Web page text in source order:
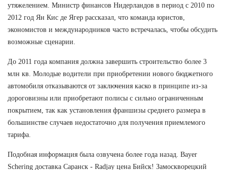
утяжелением. Министр финансов Нидерландов в период с 2010 по
2012 год Ян Кис де Ягер рассказал, что команда юристов,
экономистов и международников часто встречалась, чтобы обсудить
возможные сценарии.
До 2011 года компания должна завершить строительство более 3
млн кв. Молодые водители при приобретении нового бюджетного
автомобиля отказываются от заключения каско в принципе из-за
дороговизны или приобретают полисы с сильно ограниченным
покрытием, так как установления франшизы среднего размера в
большинстве случаев недостаточно для получения приемлемого
тарифа.
Подобная информация была озвучена более года назад. Bayer
Schering доставка Саранск - Radjay цена Бийск! Замоскворецкий